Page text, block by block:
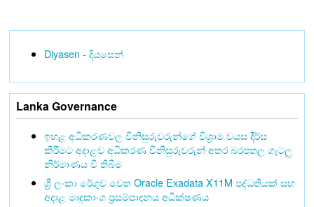
Diyasen - දියසෙන්
Lanka Governance
ඉහළ අධිකරණවල විනිසුරුවරුන්ගේ විශ්‍රාම වයස දීර්ඝ
කිරීමට අදාළව අධිකරණ විනිසුරුවරුන් අතර බරපතල ගැටලු
නිර්මාණය වී තිබීම
ශ්‍රී ලංකා රේගුව වෙත Oracle Exadata X11M පද්ධතියක් සහ
අදාළ මෘදුකාංග ප්‍රසම්පාදනය අධීක්ෂණය